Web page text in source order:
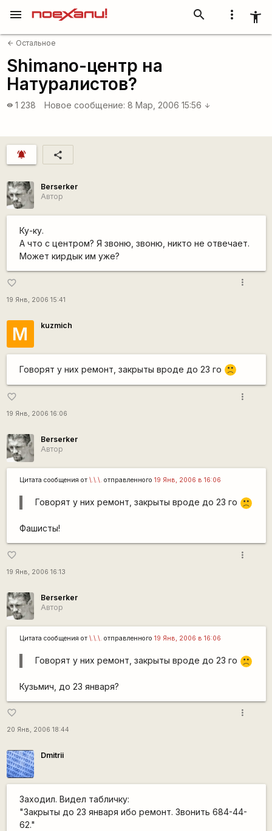
more_vert accessibility_new
search
menu
arrow_back Остальное
Shimano-центр на
Натуралистов?
visibility 1 238 Новое сообщение: 8 Мар, 2006 15:56 arrow_downward
notifications_active share
Berserker
Автор
Ку-ку.
А что с центром? Я звоню, звоню, никто не отвечает.
Может кирдык им уже?
favorite_border
19 Янв, 2006 15:41
more_vert
М kuzmich
Говорят у них ремонт, закрыты вроде до 23 го :(
favorite_border
19 Янв, 2006 16:06
more_vert
Berserker
Автор
Цитата сообщения от \.\.\. отправленного 19 Янв, 2006 в 16:06
Говорят у них ремонт, закрыты вроде до 23 го :(
Фашисты!
favorite_border
19 Янв, 2006 16:13
more_vert
Berserker
Автор
Цитата сообщения от \.\.\. отправленного 19 Янв, 2006 в 16:06
Говорят у них ремонт, закрыты вроде до 23 го :(
Кузьмич, до 23 января?
favorite_border
20 Янв, 2006 18:44
more_vert
Dmitrii
Заходил. Видел табличку:
"Закрыты до 23 января ибо ремонт. Звонить 684-44-
62."